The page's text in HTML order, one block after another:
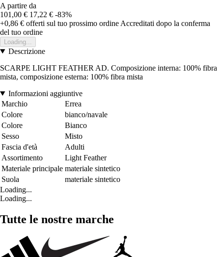
A partire da
101,00 € 17,22 € -83%
+0,86 € offerti sul tuo prossimo ordine Accreditati dopo la conferma
del tuo ordine
Loading...
Descrizione
SCARPE LIGHT FEATHER AD. Composizione interna: 100% fibra
mista, composizione esterna: 100% fibra mista
Informazioni aggiuntive
Marchio
Errea
Colore
bianco/navale
Colore
Bianco
Sesso
Misto
Fascia d'età
Adulti
Assortimento
Light Feather
Materiale principale materiale sintetico
Suola
materiale sintetico
Loading...
Loading...
Tutte le nostre marche